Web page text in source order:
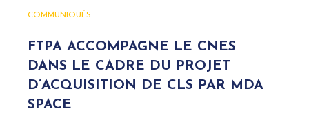
COMMUNIQUÉS
FTPA ACCOMPAGNE LE CNES
DANS LE CADRE DU PROJET
D’ACQUISITION DE CLS PAR MDA
SPACE